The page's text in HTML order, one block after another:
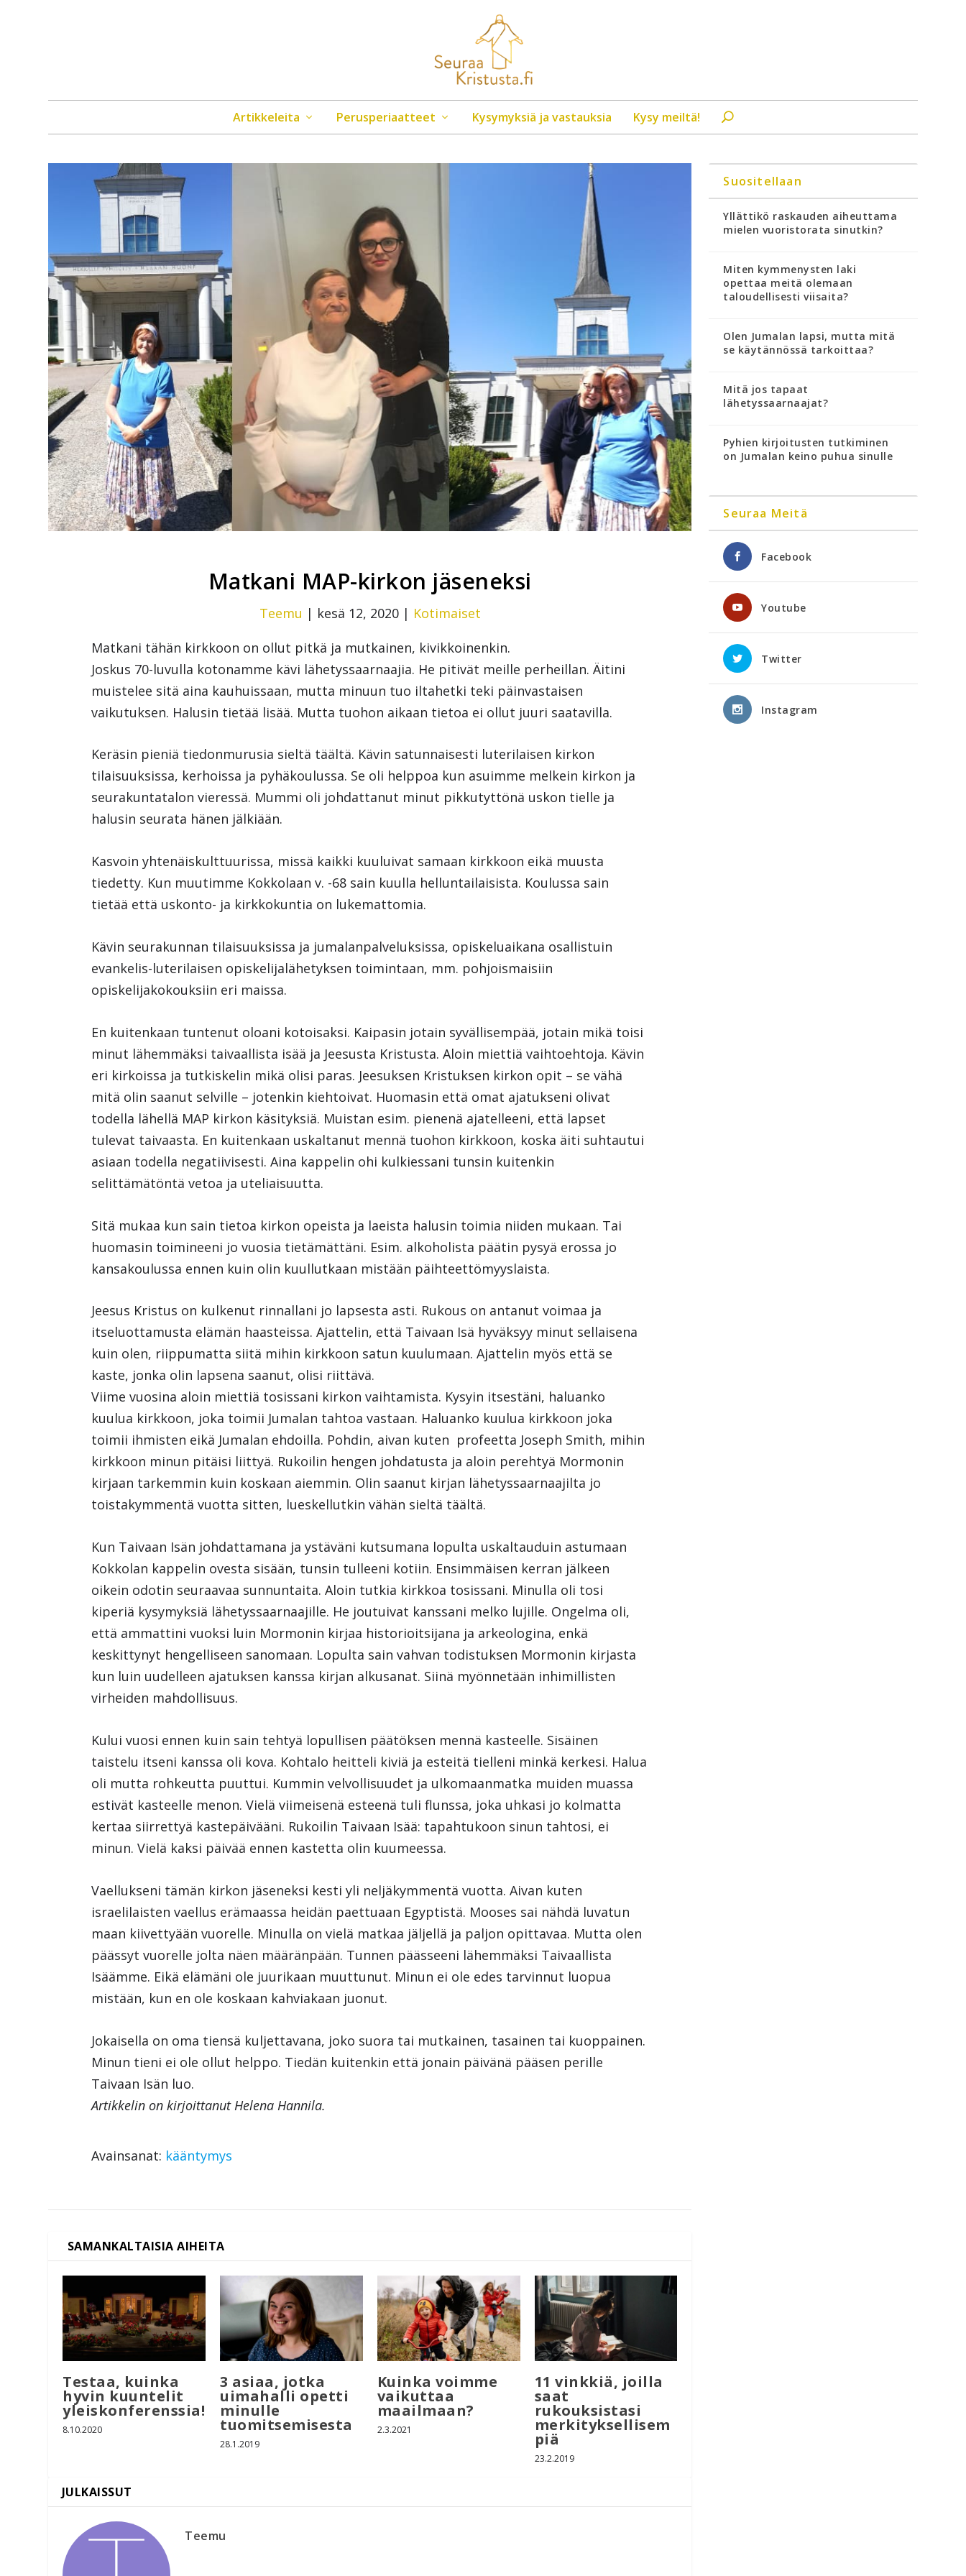
Artikkeleita Perusperiaatteet Kysymyksiä ja vastauksia Kysy meiltä!
Matkani MAP-kirkon jäseneksi
Teemu | kesä 12, 2020| Kotimaiset
Matkani tähän kirkkoon on ollut pitkä ja mutkainen, kivikkoinenkin.
Joskus 70-luvulla kotonamme kävi lähetyssaarnaajia. He pitivät meille perheillan. Äitini
muistelee sitä aina kauhuissaan, mutta minuun tuo iltahetki teki päinvastaisen
vaikutuksen. Halusin tietää lisää. Mutta tuohon aikaan tietoa ei ollut juuri saatavilla.
Keräsin pieniä tiedonmurusia sieltä täältä. Kävin satunnaisesti luterilaisen kirkon
tilaisuuksissa, kerhoissa ja pyhäkoulussa. Se oli helppoa kun asuimme melkein kirkon ja
seurakuntatalon vieressä. Mummi oli johdattanut minut pikkutyttönä uskon tielle ja
halusin seurata hänen jälkiään.
Kasvoin yhtenäiskulttuurissa, missä kaikki kuuluivat samaan kirkkoon eikä muusta
tiedetty. Kun muutimme Kokkolaan v. -68 sain kuulla helluntailaisista. Koulussa sain
tietää että uskonto- ja kirkkokuntia on lukemattomia.
Kävin seurakunnan tilaisuuksissa ja jumalanpalveluksissa, opiskeluaikana osallistuin
evankelis-luterilaisen opiskelijalähetyksen toimintaan, mm. pohjoismaisiin
opiskelijakokouksiin eri maissa.
En kuitenkaan tuntenut oloani kotoisaksi. Kaipasin jotain syvällisempää, jotain mikä toisi
minut lähemmäksi taivaallista isää ja Jeesusta Kristusta. Aloin miettiä vaihtoehtoja. Kävin
eri kirkoissa ja tutkiskelin mikä olisi paras. Jeesuksen Kristuksen kirkon opit – se vähä
mitä olin saanut selville – jotenkin kiehtoivat. Huomasin että omat ajatukseni olivat
todella lähellä MAP kirkon käsityksiä. Muistan esim. pienenä ajatelleeni, että lapset
tulevat taivaasta. En kuitenkaan uskaltanut mennä tuohon kirkkoon, koska äiti suhtautui
asiaan todella negatiivisesti. Aina kappelin ohi kulkiessani tunsin kuitenkin
selittämätöntä vetoa ja uteliaisuutta.
Sitä mukaa kun sain tietoa kirkon opeista ja laeista halusin toimia niiden mukaan. Tai
huomasin toimineeni jo vuosia tietämättäni. Esim. alkoholista päätin pysyä erossa jo
kansakoulussa ennen kuin olin kuullutkaan mistään päihteettömyyslaista.
Jeesus Kristus on kulkenut rinnallani jo lapsesta asti. Rukous on antanut voimaa ja
itseluottamusta elämän haasteissa. Ajattelin, että Taivaan Isä hyväksyy minut sellaisena
kuin olen, riippumatta siitä mihin kirkkoon satun kuulumaan. Ajattelin myös että se
kaste, jonka olin lapsena saanut, olisi riittävä.
Viime vuosina aloin miettiä tosissani kirkon vaihtamista. Kysyin itsestäni, haluanko
kuulua kirkkoon, joka toimii Jumalan tahtoa vastaan. Haluanko kuulua kirkkoon joka
toimii ihmisten eikä Jumalan ehdoilla. Pohdin, aivan kuten profeetta Joseph Smith, mihin
kirkkoon minun pitäisi liittyä. Rukoilin hengen johdatusta ja aloin perehtyä Mormonin
kirjaan tarkemmin kuin koskaan aiemmin. Olin saanut kirjan lähetyssaarnaajilta jo
toistakymmentä vuotta sitten, lueskellutkin vähän sieltä täältä.
Kun Taivaan Isän johdattamana ja ystäväni kutsumana lopulta uskaltauduin astumaan
Kokkolan kappelin ovesta sisään, tunsin tulleeni kotiin. Ensimmäisen kerran jälkeen
oikein odotin seuraavaa sunnuntaita. Aloin tutkia kirkkoa tosissani. Minulla oli tosi
kiperiä kysymyksiä lähetyssaarnaajille. He joutuivat kanssani melko lujille. Ongelma oli,
että ammattini vuoksi luin Mormonin kirjaa historioitsijana ja arkeologina, enkä
keskittynyt hengelliseen sanomaan. Lopulta sain vahvan todistuksen Mormonin kirjasta
kun luin uudelleen ajatuksen kanssa kirjan alkusanat. Siinä myönnetään inhimillisten
virheiden mahdollisuus.
Kului vuosi ennen kuin sain tehtyä lopullisen päätöksen mennä kasteelle. Sisäinen
taistelu itseni kanssa oli kova. Kohtalo heitteli kiviä ja esteitä tielleni minkä kerkesi. Halua
oli mutta rohkeutta puuttui. Kummin velvollisuudet ja ulkomaanmatka muiden muassa
estivät kasteelle menon. Vielä viimeisenä esteenä tuli flunssa, joka uhkasi jo kolmatta
kertaa siirrettyä kastepäivääni. Rukoilin Taivaan Isää: tapahtukoon sinun tahtosi, ei
minun. Vielä kaksi päivää ennen kastetta olin kuumeessa.
Vaellukseni tämän kirkon jäseneksi kesti yli neljäkymmentä vuotta. Aivan kuten
israelilaisten vaellus erämaassa heidän paettuaan Egyptistä. Mooses sai nähdä luvatun
maan kiivettyään vuorelle. Minulla on vielä matkaa jäljellä ja paljon opittavaa. Mutta olen
päässyt vuorelle jolta näen määränpään. Tunnen päässeeni lähemmäksi Taivaallista
Isäämme. Eikä elämäni ole juurikaan muuttunut. Minun ei ole edes tarvinnut luopua
mistään, kun en ole koskaan kahviakaan juonut.
Jokaisella on oma tiensä kuljettavana, joko suora tai mutkainen, tasainen tai kuoppainen.
Minun tieni ei ole ollut helppo. Tiedän kuitenkin että jonain päivänä pääsen perille
Taivaan Isän luo.
Artikkelin on kirjoittanut Helena Hannila.
Avainsanat: kääntymys
Testaa, kuinka
hyvin kuuntelit
yleiskonferenssia!
8.10.2020
3 asiaa, jotka
uimahalli opetti
minulle
tuomitsemisesta
28.1.2019
Kuinka voimme
vaikuttaa
maailmaan?
2.3.2021
11 vinkkiä, joilla
saat
rukouksistasi
merkityksellisem
piä
23.2.2019
Teemu
Suositellaan
Yllättikö raskauden aiheuttama
mielen vuoristorata sinutkin?
Miten kymmenysten laki
opettaa meitä olemaan
taloudellisesti viisaita?
Olen Jumalan lapsi, mutta mitä
se käytännössä tarkoittaa?
Mitä jos tapaat
lähetyssaarnaajat?
Pyhien kirjoitusten tutkiminen
on Jumalan keino puhua sinulle
Seuraa Meitä
Facebook
Youtube
Twitter
Instagram